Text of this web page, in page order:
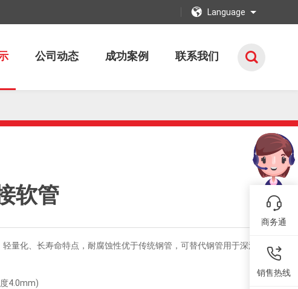
Language
公司动态 成功案例 联系我们
软管
量化、长寿命特点，耐腐蚀性优于传统钢管，可替代钢管用于深海
4.0mm)
商务通
销售热线